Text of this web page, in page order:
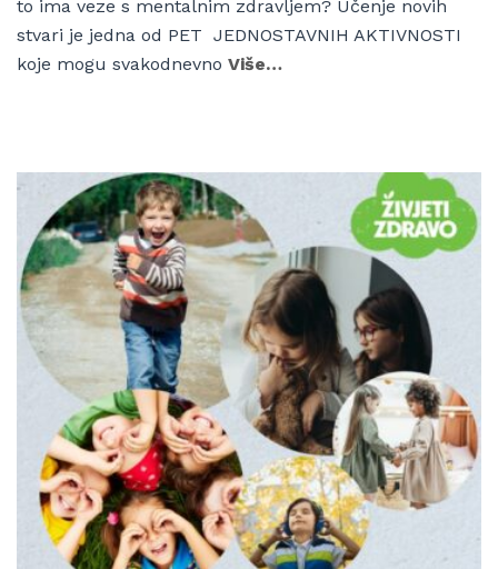
to ima veze s mentalnim zdravljem? Učenje novih
stvari je jedna od PET JEDNOSTAVNIH AKTIVNOSTI
koje mogu svakodnevno Više…